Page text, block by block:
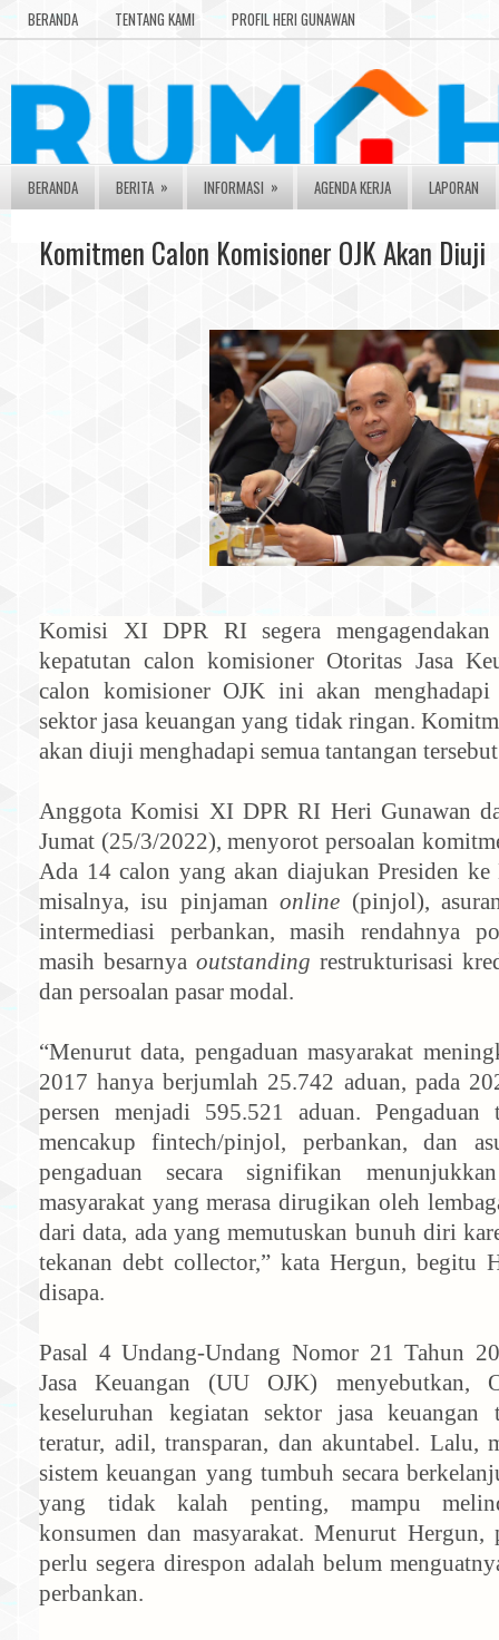
BERANDA TENTANG KAMI PROFIL HERI GUNAWAN
BERANDA BERITA » INFORMASI » AGENDA KERJA LAPORAN
Komitmen Calon Komisioner OJK Akan Diuji
Komisi XI DPR RI segera
kepatutan calon komisioner Otoritas Jasa
calon komisioner OJK ini akan
sektor jasa keuangan yang tidak ringan.
akan diuji menghadapi semua tantangan
Anggota Komisi XI DPR RI Heri Gunawan
Jumat (25/3/2022), menyorot persoalan
Ada 14 calon yang akan diajukan Presiden ke
misalnya, isu pinjamanonline (pinjol),
intermediasi perbankan, masih rendahnya
masih besarnya outstanding restrukturisasi
dan persoalan pasar modal.
“Menurut data, pengaduan masyarakat
2017 hanya berjumlah 25.742 aduan, pada
persen menjadi 595.521 aduan. Pengaduan
mencakup fintech/pinjol, perbankan, dan
pengaduan secara signifikan
masyarakat yang merasa dirugikan oleh
dari data, ada yang memutuskan bunuh diri
tekanan debt collector,” kata Hergun, begitu
disapa.
Pasal 4 Undang-Undang Nomor 21 Tahun
Jasa Keuangan (UU OJK) menyebutkan,
keseluruhan kegiatan sektor jasa keuangan
teratur, adil, transparan, dan akuntabel. Lalu,
sistem keuangan yang tumbuh secara
yang tidak kalah penting, mampu
konsumen dan masyarakat. Menurut
perlu segera direspon adalah belum
perbankan.